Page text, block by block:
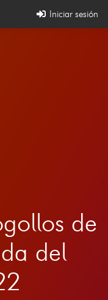
Iniciar sesión
de
del